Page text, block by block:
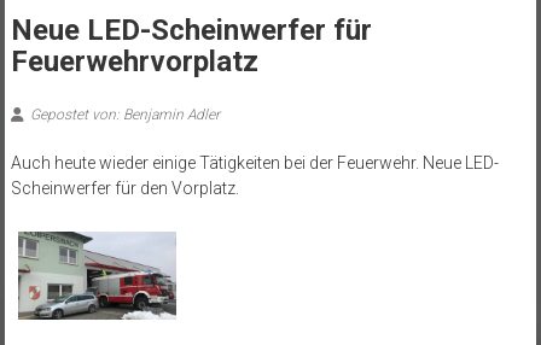
Neue LED-Scheinwerfer für
Feuerwehrvorplatz
Gepostet von: Benjamin Adler
Auch heute wieder einige Tätigkeiten bei der Feuerwehr. Neue LED-
Scheinwerfer für den Vorplatz.